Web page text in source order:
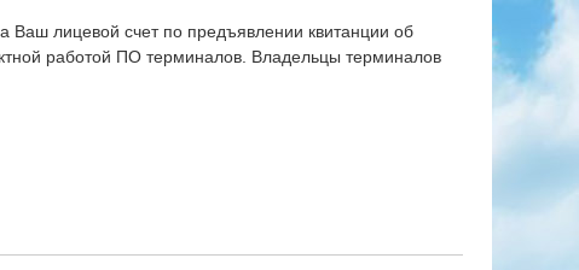
лицевой счет по предъявлении квитанции об
работой ПО терминалов. Владельцы терминалов